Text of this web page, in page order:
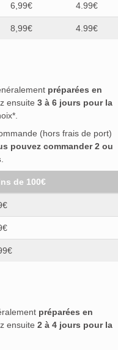
6,99€ 4.99€
8,99€ 4.99€
préparées en
ensuite 3 à 6 jours pour la
(hors frais de port)
pouvez commander 2 ou
.
de 100€
préparées en
ensuite 2 à 4 jours pour la